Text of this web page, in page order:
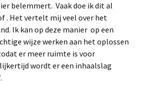
belemmert. Vaak doe ik dit al
. Het vertelt mij veel over het
Ik kan op deze manier op een
wijze werken aan het oplossen
er meer ruimte is voor
wordt er een inhaalslag